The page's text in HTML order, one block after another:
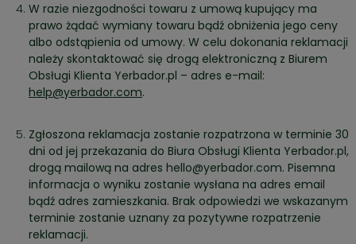
W razie niezgodności towaru z umową kupujący ma
prawo żądać wymiany towaru bądź obniżenia jego ceny
albo odstąpienia od umowy. W celu dokonania reklamacji
należy skontaktować się drogą elektroniczną z Biurem
Obsługi Klienta Yerbador.pl – adres e-mail:
help@yerbador.com.
Zgłoszona reklamacja zostanie rozpatrzona w terminie 30
dni od jej przekazania do Biura Obsługi Klienta Yerbador.pl,
drogą mailową na adres hello@yerbador.com. Pisemna
informacja o wyniku zostanie wysłana na adres email
bądź adres zamieszkania. Brak odpowiedzi we wskazanym
terminie zostanie uznany za pozytywne rozpatrzenie
reklamacji.